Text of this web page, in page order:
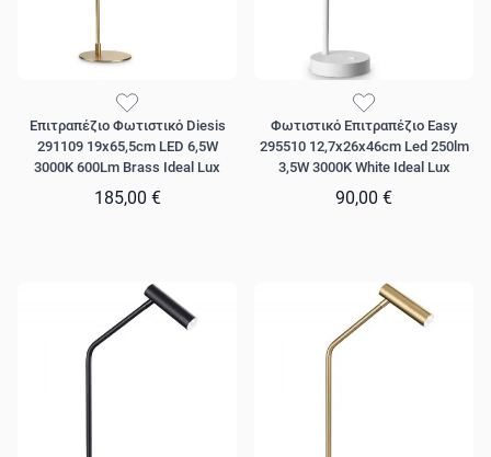
Επιτραπέζιο Φωτιστικό Diesis
291109 19x65,5cm LED 6,5W
3000K 600Lm Brass Ideal Lux
185,00 €
Φωτιστικό Επιτραπέζιο Easy
295510 12,7x26x46cm Led 250lm
3,5W 3000K White Ideal Lux
90,00 €